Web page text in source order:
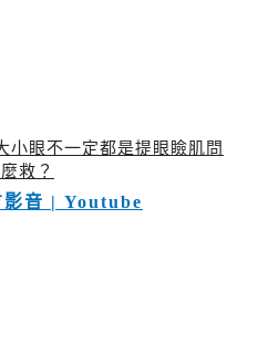
小眼不一定都是提眼瞼肌問
救？
影音 | Youtube